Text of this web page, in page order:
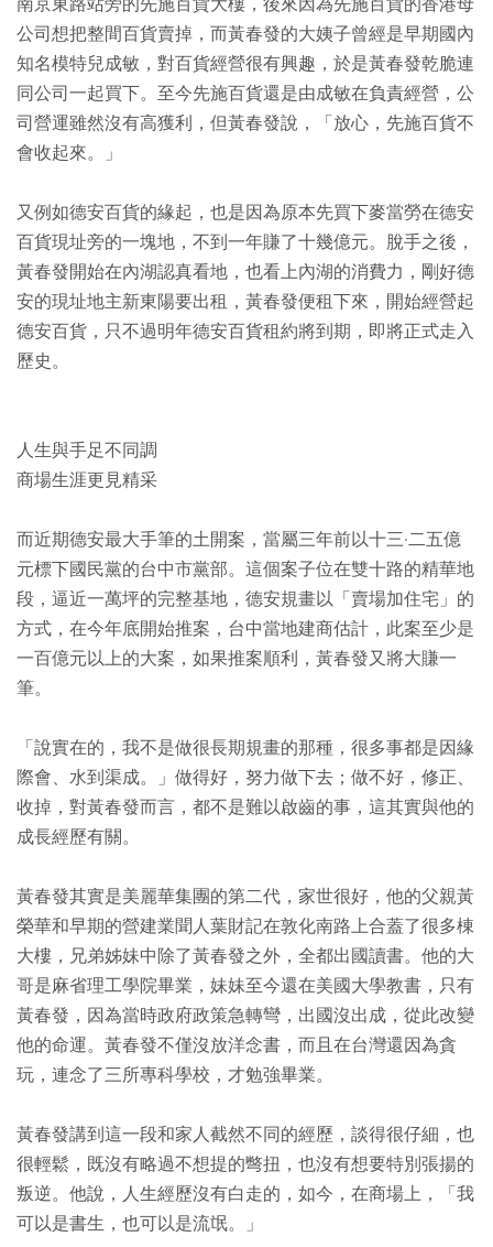
南京東路站旁的先施百貨大樓，後來因為先施百貨的香港母
公司想把整間百貨賣掉，而黃春發的大姨子曾經是早期國內
知名模特兒成敏，對百貨經營很有興趣，於是黃春發乾脆連
同公司一起買下。至今先施百貨還是由成敏在負責經營，公
司營運雖然沒有高獲利，但黃春發說，「放心，先施百貨不
會收起來。」
又例如德安百貨的緣起，也是因為原本先買下麥當勞在德安
百貨現址旁的一塊地，不到一年賺了十幾億元。脫手之後，
黃春發開始在內湖認真看地，也看上內湖的消費力，剛好德
安的現址地主新東陽要出租，黃春發便租下來，開始經營起
德安百貨，只不過明年德安百貨租約將到期，即將正式走入
歷史。
人生與手足不同調
商場生涯更見精采
而近期德安最大手筆的土開案，當屬三年前以十三·二五億
元標下國民黨的台中市黨部。這個案子位在雙十路的精華地
段，逼近一萬坪的完整基地，德安規畫以「賣場加住宅」的
方式，在今年底開始推案，台中當地建商估計，此案至少是
一百億元以上的大案，如果推案順利，黃春發又將大賺一
筆。
「說實在的，我不是做很長期規畫的那種，很多事都是因緣
際會、水到渠成。」做得好，努力做下去；做不好，修正、
收掉，對黃春發而言，都不是難以啟齒的事，這其實與他的
成長經歷有關。
黃春發其實是美麗華集團的第二代，家世很好，他的父親黃
榮華和早期的營建業聞人葉財記在敦化南路上合蓋了很多棟
大樓，兄弟姊妹中除了黃春發之外，全都出國讀書。他的大
哥是麻省理工學院畢業，妹妹至今還在美國大學教書，只有
黃春發，因為當時政府政策急轉彎，出國沒出成，從此改變
他的命運。黃春發不僅沒放洋念書，而且在台灣還因為貪
玩，連念了三所專科學校，才勉強畢業。
黃春發講到這一段和家人截然不同的經歷，談得很仔細，也
很輕鬆，既沒有略過不想提的彆扭，也沒有想要特別張揚的
叛逆。他說，人生經歷沒有白走的，如今，在商場上，「我
可以是書生，也可以是流氓。」